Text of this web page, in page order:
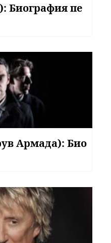
Биография пе
Армада): Био